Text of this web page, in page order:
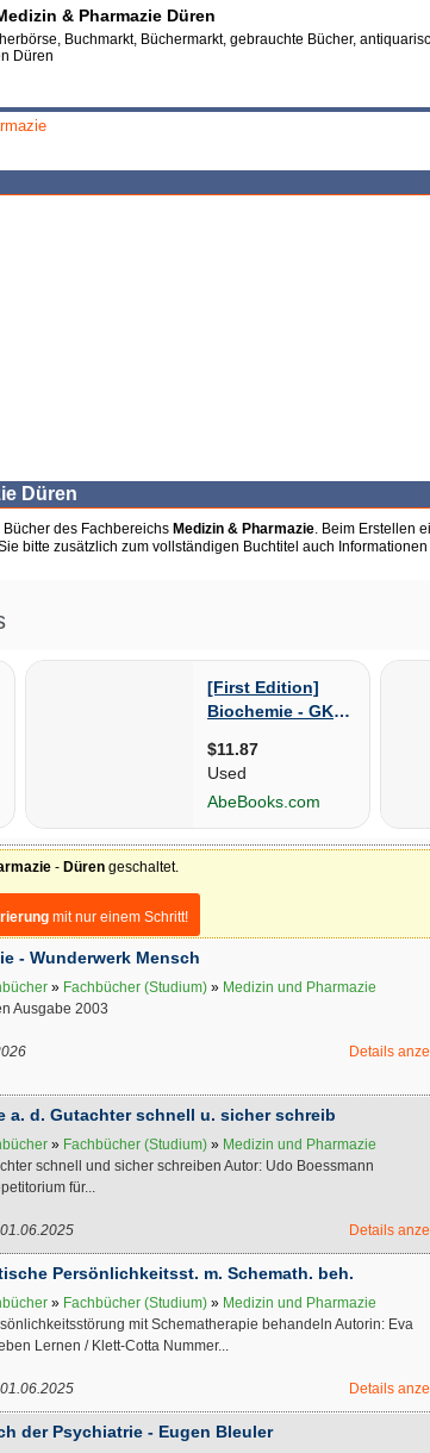
& Pharmazie Düren
Buchmarkt, Büchermarkt, gebrauchte Bücher,
Düren
Düren
des Fachbereichs Medizin & Pharmazie. Beim Erstellen
bitte zusätzlich zum vollständigen Buchtitel auch
- Düren geschaltet.
mit nur einem Schritt!
- Wunderwerk Mensch
» Fachbücher (Studium) » Medizin und Pharmazie
Ausgabe 2003
Details
a. d. Gutachter schnell u. sicher schreib
» Fachbücher (Studium) » Medizin und Pharmazie
schnell und sicher schreiben Autor: Udo Boessmann
für...
01.06.2025 Details
Persönlichkeitsst. m. Schemath. beh.
» Fachbücher (Studium) » Medizin und Pharmazie
mit Schematherapie behandeln Autorin: Eva
Lernen / Klett-Cotta Nummer...
01.06.2025 Details
der Psychiatrie - Eugen Bleuler